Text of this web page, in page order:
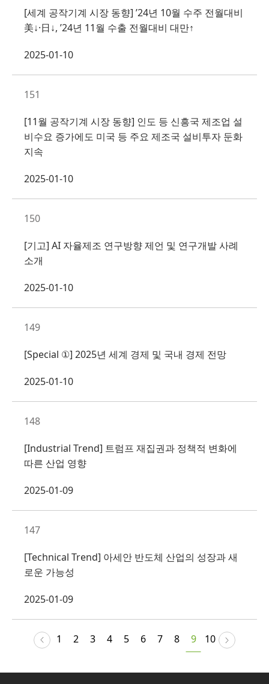
[세계 공작기계 시장 동향] ’24년 10월 수주 전월대비
美↓·日↓, ’24년 11월 수출 전월대비 대만↑
2025-01-10
151
[11월 공작기계 시장 동향] 인도 등 신흥국 제조업 설
비수요 증가에도 미국 등 주요 제조국 설비투자 둔화
지속
2025-01-10
150
[기고] AI 자율제조 연구방향 제언 및 연구개발 사례
소개
2025-01-10
149
[Special ①] 2025년 세계 경제 및 국내 경제 전망
2025-01-10
148
[Industrial Trend] 트럼프 재집권과 정책적 변화에
따른 산업 영향
2025-01-09
147
[Technical Trend] 아세안 반도체 산업의 성장과 새
로운 가능성
2025-01-09
1 2 3 4 5 6 7 8 9 10